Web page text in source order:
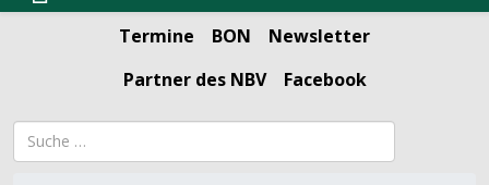
Termine BON
Newsletter
Partner des NBV
Facebook
Suchbegriff